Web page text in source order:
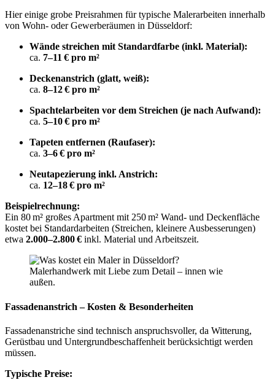
Hier einige grobe Preisrahmen für typische Malerarbeiten innerhalb
von Wohn- oder Gewerberäumen in Düsseldorf:
Wände streichen mit Standardfarbe (inkl. Material):
ca. 7–11 € pro m²
Deckenanstrich (glatt, weiß):
ca. 8–12 € pro m²
Spachtelarbeiten vor dem Streichen (je nach Aufwand):
ca. 5–10 € pro m²
Tapeten entfernen (Raufaser):
ca. 3–6 € pro m²
Neutapezierung inkl. Anstrich:
ca. 12–18 € pro m²
Beispielrechnung:
Ein 80 m² großes Apartment mit 250 m² Wand- und Deckenfläche
kostet bei Standardarbeiten (Streichen, kleinere Ausbesserungen)
etwa 2.000–2.800 € inkl. Material und Arbeitszeit.
Malerhandwerk mit Liebe zum Detail – innen wie
außen.
Fassadenanstrich – Kosten & Besonderheiten
Fassadenanstriche sind technisch anspruchsvoller, da Witterung,
Gerüstbau und Untergrundbeschaffenheit berücksichtigt werden
müssen.
Typische Preise: